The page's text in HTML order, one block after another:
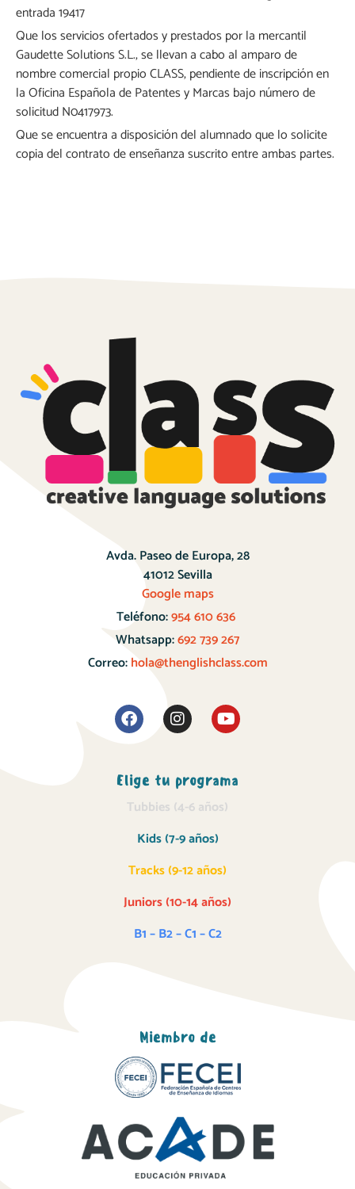
entrada 19417
Que los servicios ofertados y prestados por la mercantil
Gaudette Solutions S.L., se llevan a cabo al amparo de
nombre comercial propio CLASS, pendiente de inscripción en
la Oficina Española de Patentes y Marcas bajo número de
solicitud N0417973.
Que se encuentra a disposición del alumnado que lo solicite
copia del contrato de enseñanza suscrito entre ambas partes.
Avda. Paseo de Europa, 28
41012 Sevilla
Google maps
Teléfono:954 610 636
Whatsapp:692 739 267
Correo:hola@thenglishclass.com
Elige tu programa
Tubbies (4-6 años)
Kids (7-9 años)
Tracks (9-12 años)
Juniors (10-14 años)
B1 – B2 – C1 – C2
Miembro de